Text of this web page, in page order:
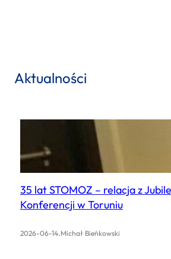
Aktualności
35 lat STOMOZ – relacja z
Konferencji w Toruniu
2026-06-14.Michał Bieńkowski